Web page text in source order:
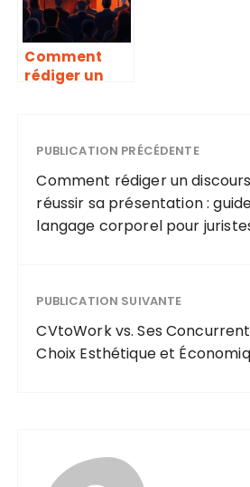
Comment
rédiger un
présentation :
guide
complet du
langage
corporel pour
PUBLICATION PRÉCÉDENTE
Comment rédiger un
réussir sa présentation :
langage corporel pour
PUBLICATION SUIVANTE
CVtoWork vs. Ses
Choix Esthétique et